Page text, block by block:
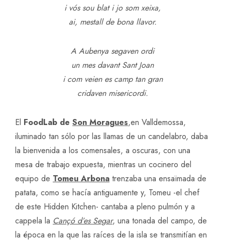
i vós sou blat i jo som xeixa,
ai, mestall de bona llavor.
A Aubenya segaven ordi
un mes davant Sant Joan
i com veien es camp tan gran
cridaven misericordi.
El FoodLab de Son Moragues,en Valldemossa,
iluminado tan sólo por las llamas de un candelabro, daba
la bienvenida a los comensales, a oscuras, con una
mesa de trabajo expuesta, mientras un cocinero del
equipo de Tomeu Arbona trenzaba una ensaïmada de
patata, como se hacía antiguamente y, Tomeu -el chef
de este Hidden Kitchen- cantaba a pleno pulmón y a
cappela la Cançó d’es Segar, una tonada del campo, de
la época en la que las raíces de la isla se transmitían en